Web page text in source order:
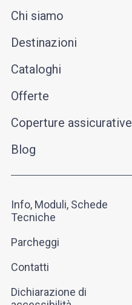
Chi siamo
Destinazioni
Cataloghi
Offerte
Coperture assicurative
Blog
Info, Moduli, Schede
Tecniche
Parcheggi
Contatti
Dichiarazione di